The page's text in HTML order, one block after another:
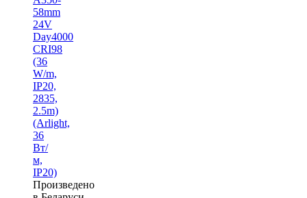
58mm
24V
Day4000
CRI98
(36
W/m,
IP20,
2835,
2.5m)
(Arlight,
36
Вт/
м,
IP20)
Произведено